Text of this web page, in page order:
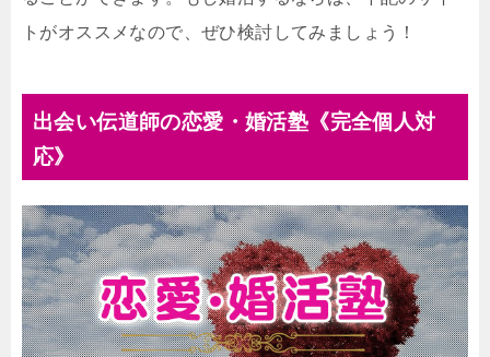
トがオススメなので、ぜひ検討してみましょう！
出会い伝道師の恋愛・婚活塾《完全個人対
応》